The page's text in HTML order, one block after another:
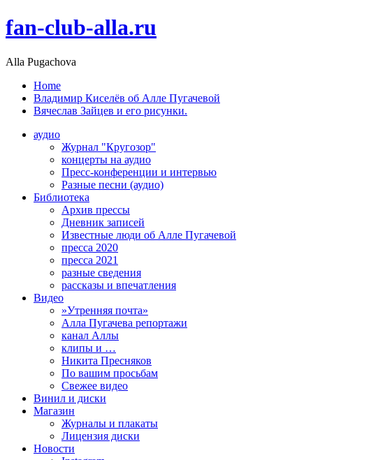
fan-club-alla.ru
Alla Pugachova
Home
Владимир Киселёв об Алле Пугачевой
Вячеслав Зайцев и его рисунки.
аудио
Журнал "Кругозор"
концерты на аудио
Пресс-конференции и интервью
Разные песни (аудио)
Библиотека
Архив прессы
Дневник записей
Известные люди об Алле Пугачевой
пресса 2020
пресса 2021
разные сведения
рассказы и впечатления
Видео
»Утренняя почта»
Алла Пугачева репортажи
канал Аллы
клипы и …
Никита Пресняков
По вашим просьбам
Свежее видео
Винил и диски
Магазин
Журналы и плакаты
Лицензия диски
Новости